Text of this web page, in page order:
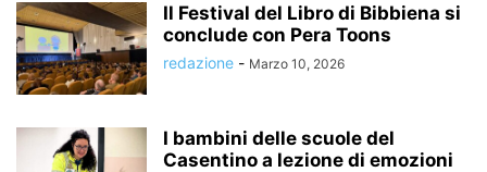
Il Festival del Libro di Bibbiena si
conclude con Pera Toons
redazione - Marzo 10, 2026
I bambini delle scuole del
Casentino a lezione di emozioni